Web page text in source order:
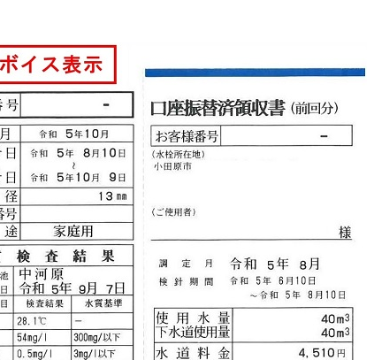
都市基盤
文化・生涯学習
市民活動・地域づくり
行政経営
観光
消防
文化財課
図書館
スポーツ課
援課
産業政策課
観光課
農政課
水産海浜課